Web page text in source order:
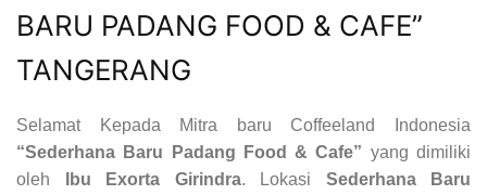
BARU PADANG FOOD & CAFE”
TANGERANG
Selamat Kepada Mitra baru Coffeeland Indonesia
“Sederhana Baru Padang Food & Cafe” yang dimiliki
oleh
Ibu Exorta Girindra. Lokasi Sederhana Baru